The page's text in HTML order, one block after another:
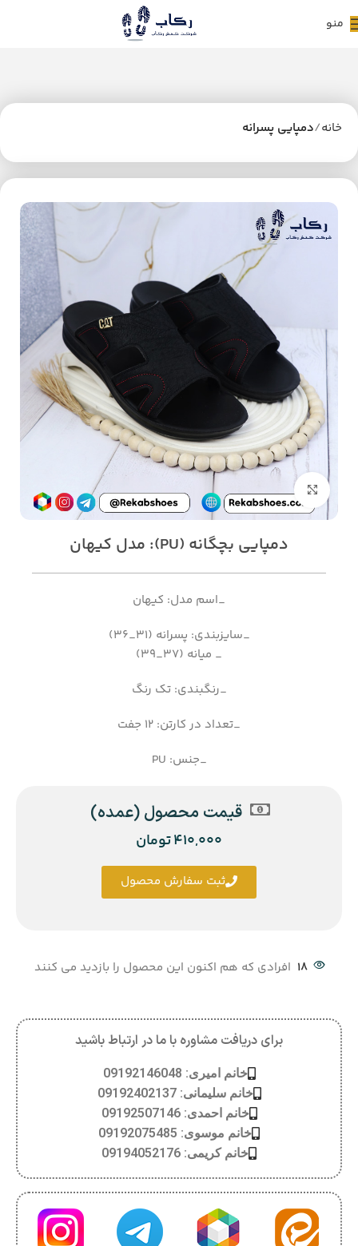
منو
خانه دمپایی پسرانه
18 افرادی که هم اکنون این محصول را بازدید می کنند
برای دریافت مشاوره با ما در ارتباط باشید
خانم امیری: 09192146048
خانم سلیمانی: 09192402137
خانم احمدی: 09192507146
خانم موسوی: 09192075485
خانم کریمی: 09194052176
دمپایی بچگانه (PU): مدل کیهان
_اسم مدل: کیهان
_سایزبندی: پسرانه (31_36)
_ میانه (37_39)
_رنگبندی: تک رنگ
_تعداد در کارتن: 12 جفت
_جنس: PU
قیمت محصول (عمده)
410,000تومان
ثبت سفارش محصول
بزرگنمایی تصویر